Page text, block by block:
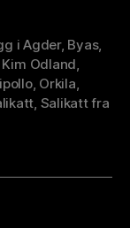
i Agder, Byas,
Kim Odland,
, Orkila,
, Salikatt fra